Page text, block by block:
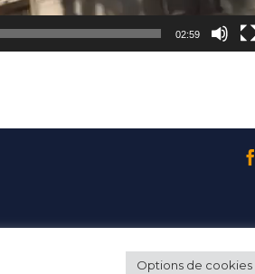
02:59

qui en bénéficient." Options de cookies